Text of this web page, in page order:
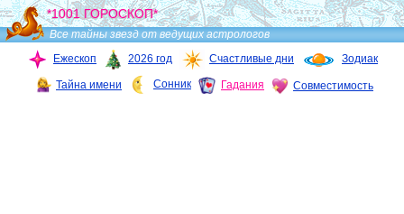
*1001 ГОРОСКОП*
Все тайны звезд от ведущих астрологов
Ежескоп
2026 год Счастливые дни Зодиак
Тайна имени Сонник Гадания Совместимость